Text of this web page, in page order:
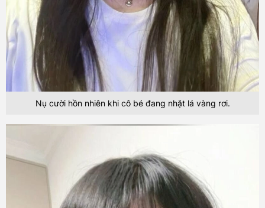
Nụ cười hồn nhiên khi cô bé đang nhặt lá vàng rơi.